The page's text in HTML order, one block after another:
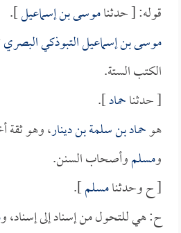
قوله: [ حدثناموسى بن إسماعيل].
موسى بن إسماعيل التبوذكي البصري
الكتب الستة.
[ حدثناحماد].
هوحماد بن سلمة بن دينار، وهو ثقة
ومسلموأصحاب السنن.
[ ح وحدثنامسلم].
ح: هي للتحول من إسناد إلى إسناد، و